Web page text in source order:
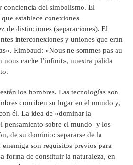
conciencia del simbolismo. El
establece conexiones
de distinciones (separaciones). El
interconexiones y uniones que eran
Rimbaud: «Nous ne sommes pas au
nous cache l’infinit», nuestra pálida
los hombres. Las tecnologías son
conciben su lugar en el mundo y,
él. La idea de «dominar la
pensamiento sobre el mundo y los
de su dominio: separarse de la
son requisitos previos para
forma de constituir la naturaleza, en